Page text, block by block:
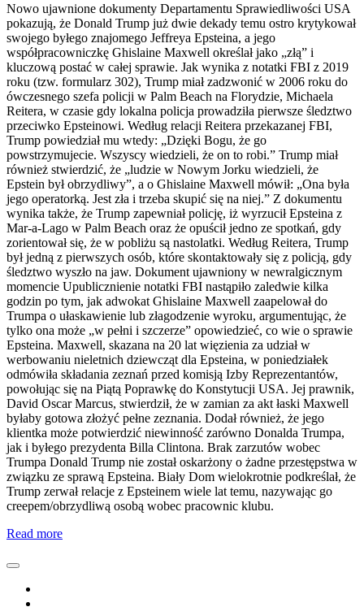
Nowo ujawnione dokumenty Departamentu Sprawiedliwości USA
pokazują, że Donald Trump już dwie dekady temu ostro krytykował
swojego byłego znajomego Jeffreya Epsteina, a jego
współpracowniczkę Ghislaine Maxwell określał jako „złą” i
kluczową postać w całej sprawie. Jak wynika z notatki FBI z 2019
roku (tzw. formularz 302), Trump miał zadzwonić w 2006 roku do
ówczesnego szefa policji w Palm Beach na Florydzie, Michaela
Reitera, w czasie gdy lokalna policja prowadziła pierwsze śledztwo
przeciwko Epsteinowi. Według relacji Reitera przekazanej FBI,
Trump powiedział mu wtedy: „Dzięki Bogu, że go
powstrzymujecie. Wszyscy wiedzieli, że on to robi.” Trump miał
również stwierdzić, że „ludzie w Nowym Jorku wiedzieli, że
Epstein był obrzydliwy”, a o Ghislaine Maxwell mówił: „Ona była
jego operatorką. Jest zła i trzeba skupić się na niej.” Z dokumentu
wynika także, że Trump zapewniał policję, iż wyrzucił Epsteina z
Mar-a-Lago w Palm Beach oraz że opuścił jedno ze spotkań, gdy
zorientował się, że w pobliżu są nastolatki. Według Reitera, Trump
był jedną z pierwszych osób, które skontaktowały się z policją, gdy
śledztwo wyszło na jaw. Dokument ujawniony w newralgicznym
momencie Upublicznienie notatki FBI nastąpiło zaledwie kilka
godzin po tym, jak adwokat Ghislaine Maxwell zaapelował do
Trumpa o ułaskawienie lub złagodzenie wyroku, argumentując, że
tylko ona może „w pełni i szczerze” opowiedzieć, co wie o sprawie
Epsteina. Maxwell, skazana na 20 lat więzienia za udział w
werbowaniu nieletnich dziewcząt dla Epsteina, w poniedziałek
odmówiła składania zeznań przed komisją Izby Reprezentantów,
powołując się na Piątą Poprawkę do Konstytucji USA. Jej prawnik,
David Oscar Marcus, stwierdził, że w zamian za akt łaski Maxwell
byłaby gotowa złożyć pełne zeznania. Dodał również, że jego
klientka może potwierdzić niewinność zarówno Donalda Trumpa,
jak i byłego prezydenta Billa Clintona. Brak zarzutów wobec
Trumpa Donald Trump nie został oskarżony o żadne przestępstwa w
związku ze sprawą Epsteina. Biały Dom wielokrotnie podkreślał, że
Trump zerwał relacje z Epsteinem wiele lat temu, nazywając go
creepem/obrzydliwą osobą wobec pracownic klubu.
Read more